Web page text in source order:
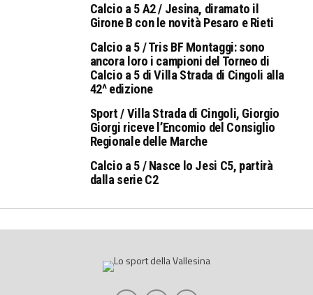
Calcio a 5 A2 / Jesina, diramato il
Girone B con le novità Pesaro e Rieti
Calcio a 5 / Tris BF Montaggi: sono
ancora loro i campioni del Torneo di
Calcio a 5 di Villa Strada di Cingoli alla
42^ edizione
Sport / Villa Strada di Cingoli, Giorgio
Giorgi riceve l’Encomio del Consiglio
Regionale delle Marche
Calcio a 5 / Nasce lo Jesi C5, partirà
dalla serie C2